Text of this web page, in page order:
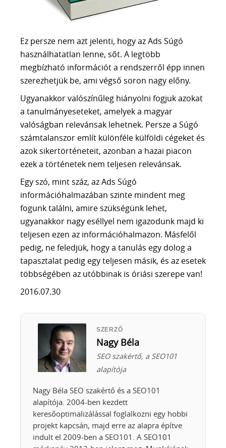
Ez persze nem azt jelenti, hogy az Ads Súgó
használhatatlan lenne, sőt. A legtöbb
megbízható információt a rendszerről épp innen
szerezhetjük be, ami végső soron nagy előny.
Ugyanakkor valószínűleg hiányolni fogjuk azokat
a tanulmányeseteket, amelyek a magyar
valóságban relevánsak lehetnek. Persze a Súgó
számtalanszor említ különféle külföldi cégeket és
azok sikertörténeteit, azonban a hazai piacon
ezek a történetek nem teljesen relevánsak.
Egy szó, mint száz, az Ads Súgó
információhalmazában szinte mindent meg
fogunk találni, amire szükségünk lehet,
ugyanakkor nagy eséllyel nem igazodunk majd ki
teljesen ezen az információhalmazon. Másfelől
pedig, ne feledjük, hogy a tanulás egy dolog a
tapasztalat pedig egy teljesen másik, és az esetek
többségében az utóbbinak is óriási szerepe van!
2016.07.30
SZERZŐ
Nagy Béla
SEO szakértő, a SEO101
alapítója
Nagy Béla SEO szakértő és a SEO101
alapítója. 2004-ben kezdett
keresőoptimalizálással foglalkozni egy hobbi
projekt kapcsán, majd erre az alapra építve
indult el 2009-ben a SEO101. A SEO101